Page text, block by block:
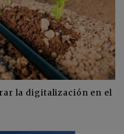
la digitalización en el